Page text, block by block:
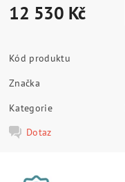
12 530 Kč
Kód produktu
Značka
Kategorie
Dotaz